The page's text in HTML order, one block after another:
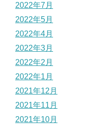
2022年7月
2022年5月
2022年4月
2022年3月
2022年2月
2022年1月
2021年12月
2021年11月
2021年10月